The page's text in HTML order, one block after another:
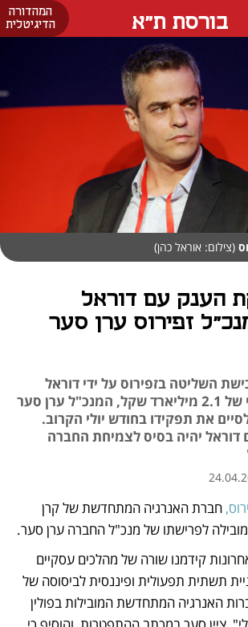
המהדורה
הדיגיטלית
בורסת ת"א
(צילום: אוראל כהן)
הענק עם דוראל
זפירוס ערן סער
השליטה בזפירוס על ידי דוראל
והפניקס לפי שווי של 2.1 מיליארד שקל, המנכ"ל ערן סער
את תפקידו בחודש יולי הקרוב.
דוראל יהיה בסיס לצמיחת החברה
לפרישתו של מנכ"ל החברה ערן סער.